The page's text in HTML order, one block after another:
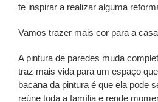
te inspirar a realizar alguma
Vamos trazer mais cor para a
A pintura de paredes muda
traz mais vida para um espaço
bacana da pintura é que ela pode
reúne toda a família e rende